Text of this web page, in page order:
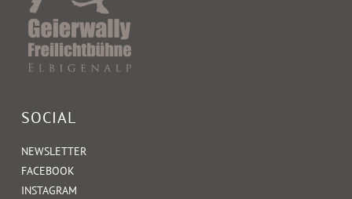
SOCIAL
NEWSLETTER
FACEBOOK
INSTAGRAM